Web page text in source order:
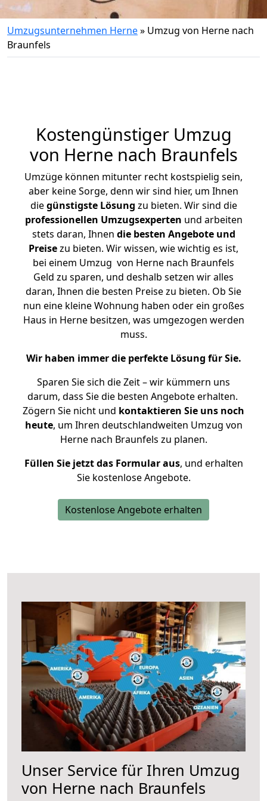
Umzugsunternehmen Herne» Umzug von Herne nach
Braunfels
Kostengünstiger Umzug
von Herne nach Braunfels
Umzüge können mitunter recht kostspielig sein,
aber keine Sorge, denn wir sind hier, um Ihnen
diegünstigste Lösung zu bieten. Wir sind die
professionellen Umzugsexperten und arbeiten
stets daran, Ihnen die besten Angebote und
Preisezu bieten. Wir wissen, wie wichtig es ist,
bei einem Umzug von Herne nach Braunfels
Geld zu sparen, und deshalb setzen wir alles
daran, Ihnen die besten Preise zu bieten. Ob Sie
nun eine kleine Wohnung haben oder ein großes
Haus in Herne besitzen, was umgezogen werden
muss.
Wir haben immer die perfekte Lösung für Sie.
Sparen Sie sich die Zeit – wir kümmern uns
darum, dass Sie die besten Angebote erhalten.
Zögern Sie nicht und kontaktieren Sie uns noch
heute, um Ihren deutschlandweiten Umzug von
Herne nach Braunfels zu planen.
Füllen Sie jetzt das Formular aus, und erhalten
Sie kostenlose Angebote.
Kostenlose Angebote erhalten
Unser Service für Ihren Umzug
von Herne nach Braunfels